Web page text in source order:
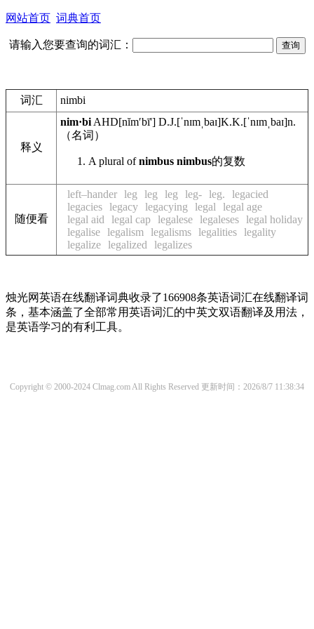
网站首页 词典首页
请输入您要查询的词汇：
词汇 nimbi
释义
nim·bi AHD[nĭmʹbī'] D.J.[ˈnɪmˌbaɪ]K.K.[ˈnɪmˌbaɪ]n.
（名词）
A plural ofnimbus nimbus的复数
随便看
left–hander leg leg leg leg- leg.
legacied
legacies legacy legacying legal
legal age
legal aid
legal cap legalese legaleses legal holiday
legalise legalism legalisms legalities legality
legalize legalized legalizes
烛光网英语在线翻译词典收录了166908条英语词汇在线翻译词
条，基本涵盖了全部常用英语词汇的中英文双语翻译及用法，
是英语学习的有利工具。
Copyright © 2000-2024 Clmag.com All Rights Reserved 更新时间：2026/8/7 11:38:34